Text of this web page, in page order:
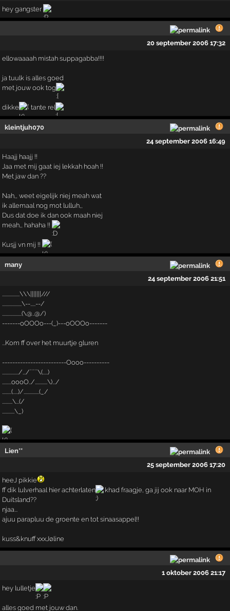
hey gangster
20 september 2006 17:32
ellowaaaah mistah suppagabba!!!!
ja tuulk is alles goed
met jouw ook tog
dikke tante rel
kleintjuh070
24 september 2006 16:49
Haajj haajj !!
Jaa met mij gaat iej lekkah hoah !!
Met jaw dan ??
Nah,, weet eigelijk niej meah wat
ik allemaal nog mot lulluh,,
Dus dat doe ik dan ook maah niej
meah,, hahaha !!
Kusjj vn mij !!
many
24 september 2006 21:51
.................\\\|||||||///
...................\--.....--/
...................(\@..@/)
-------oOOOo---(_)---oOOOo-------
...Kom ff over het muurtje gluren
-------------------------Oooo----------
................/.../`````\(.....)
.........oooO../............\).../
.........(.....)/...............(_/
..........\...(/
............\_)
Lien**
25 september 2006 17:20
heeJ pikkie
ff dik lulverhaal hier achterlaten
khad fraagje, ga jij ook naar MOH in
Duitsland??
njaa...
ajuu parapluu de groente en tot sinaasappel!!
kuss&knuff xxxJøline
1 oktober 2006 21:17
hey lulletje
alles goed met jouw dan.